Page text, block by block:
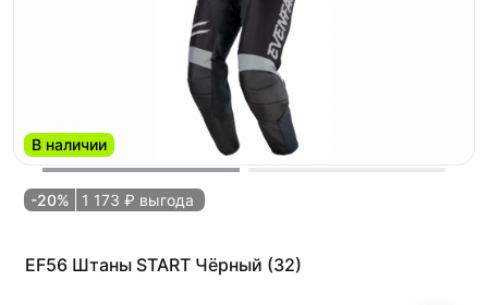
В наличии
-20% 1 173 ₽ выгода
EF56 Штаны START Чёрный (32)